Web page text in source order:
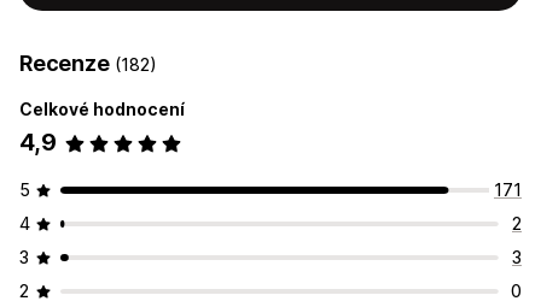
Recenze (182)
Celkové hodnocení
4,9
5
171
4
2
3
3
2
0